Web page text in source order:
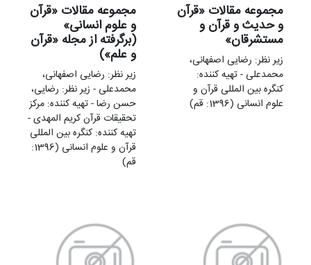
مجموعه مقالات «قرآن
و حدیث و قرآن و
مستشرقان»
زير نظر: رضایی اصفهانی،
محمدعلی - تهيه کننده:
کنگره بین المللی قرآن و
علوم انسانی (1396: قم)
مجموعه مقالات «قرآن
و علوم انسانی»
(برگرفته از مجله «قرآن
و علم»)
زير نظر: رضایی اصفهانی،
محمدعلی - زير نظر: رضایی،
حسن رضا - تهيه کننده: مرکز
تحقیقات قرآن کریم المهدی -
تهيه کننده: کنگره بین المللی
قرآن و علوم انسانی (1396:
قم)